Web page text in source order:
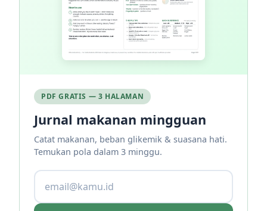
PDF GRATIS — 3 HALAMAN
Jurnal makanan mingguan
Catat makanan, beban glikemik & suasana hati.
Temukan pola dalam 3 minggu.